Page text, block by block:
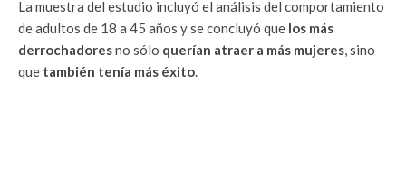
La muestra del estudio incluyó el análisis del comportamiento
de adultos de 18 a 45 años y se concluyó que los más
derrochadoresno sólo querían atraer a más mujeres, sino
que también tenía más éxito.